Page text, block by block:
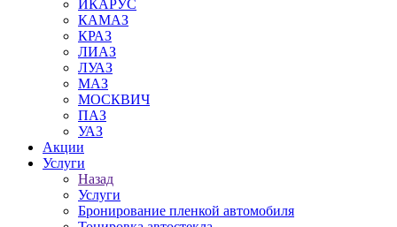
ИКАРУС
КАМАЗ
КРАЗ
ЛИАЗ
ЛУАЗ
МАЗ
МОСКВИЧ
ПАЗ
УАЗ
Акции
Услуги
Назад
Услуги
Бронирование пленкой автомобиля